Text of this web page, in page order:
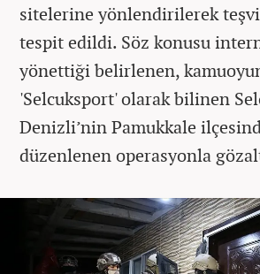
sitelerine yönlendirilerek
tespit edildi. Söz konusu
yönettiği belirlenen,
'Selcuksport' olarak bilinen
Denizli’nin Pamukkale
düzenlenen operasyonla